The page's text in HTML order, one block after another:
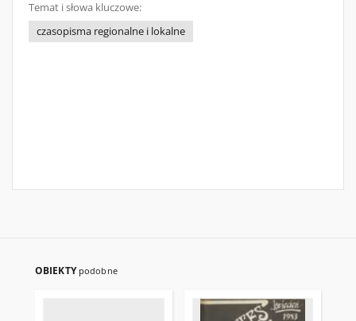
Temat i słowa kluczowe:
czasopisma regionalne i lokalne
OBIEKTY podobne